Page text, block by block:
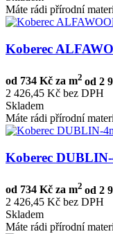
Máte rádi přírodní
Koberec
od 734 Kč za m2 od 2
2 426,45 Kč bez DPH
Skladem
Máte rádi přírodní
Koberec
od 734 Kč za m2 od 2
2 426,45 Kč bez DPH
Skladem
Máte rádi přírodní